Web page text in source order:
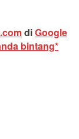
diGoogle
bintang*